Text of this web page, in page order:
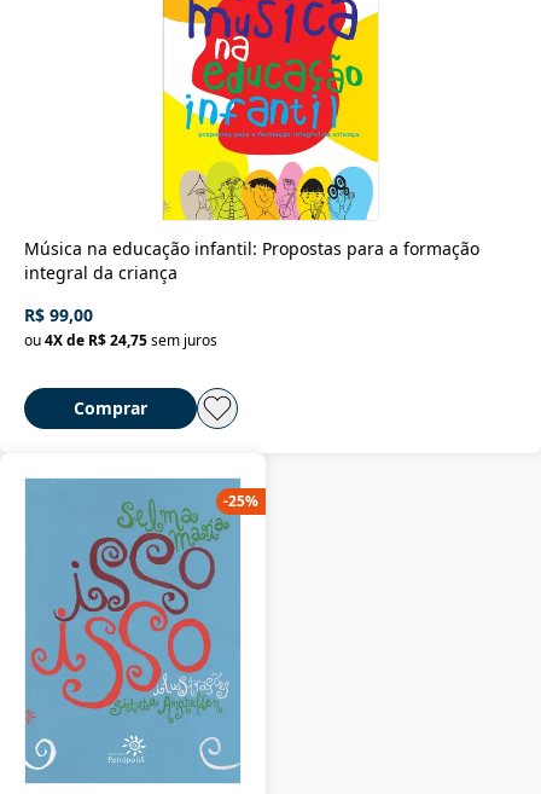
Música na educação infantil: Propostas para a formação
integral da criança
R$ 99,00
ou4X de R$ 24,75sem juros
Comprar
-25%